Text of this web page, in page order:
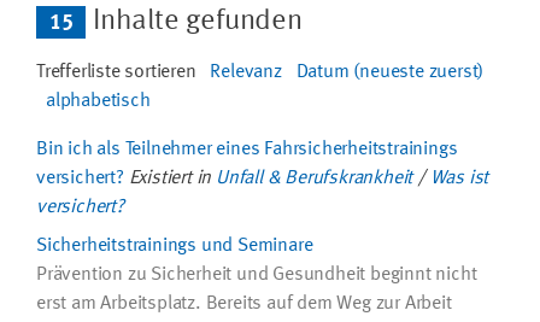
15 Inhalte gefunden
Trefferliste sortieren Relevanz
Datum (neueste zuerst)
alphabetisch
Bin ich als Teilnehmer eines Fahrsicherheitstrainings
versichert? Existiert in Unfall & Berufskrankheit / Was ist
versichert?
Sicherheitstrainings und Seminare
Prävention zu Sicherheit und Gesundheit beginnt nicht
erst am Arbeitsplatz. Bereits auf dem Weg zur Arbeit